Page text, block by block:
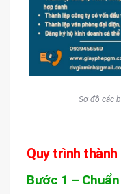
Sơ đồ các
Quy trình
Bước 1 –